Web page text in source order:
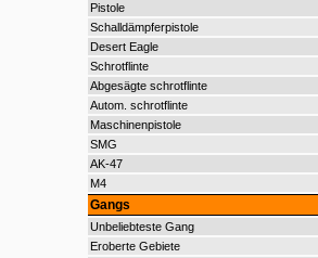
Pistole
Schalldämpferpistole
Desert Eagle
Schrotflinte
Abgesägte schrotflinte
Autom. schrotflinte
Maschinenpistole
SMG
AK-47
M4
Gangs
Unbeliebteste Gang
Eroberte Gebiete